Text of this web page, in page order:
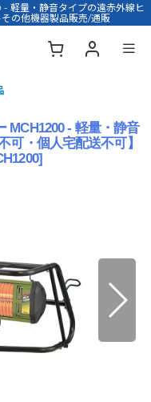
軽量・静音タイプの遠赤外線ヒ
の他機器製品販売/通販
MCH1200 - 軽量・静音
可・個人宅配送不可】
]